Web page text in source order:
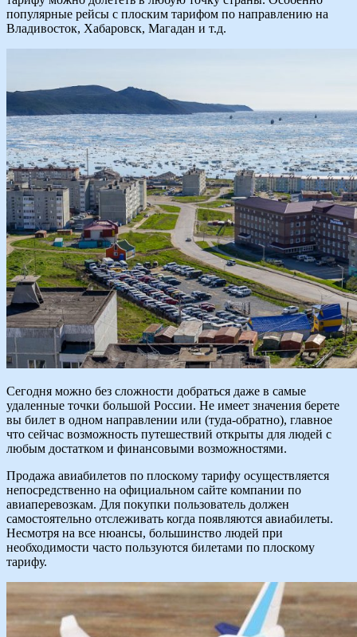
популярные рейсы с плоским тарифом по направлению на
Владивосток, Хабаровск, Магадан и т.д.
Сегодня можно без сложности добраться даже в самые
удаленные точки большой России. Не имеет значения берете
вы билет в одном направлении или (туда-обратно), главное
что сейчас возможность путешествий открыты для людей с
любым достатком и финансовыми возможностями.
Продажа авиабилетов по плоскому тарифу осуществляется
непосредственно на официальном сайте компании по
авиаперевозкам. Для покупки пользователь должен
самостоятельно отслеживать когда появляются авиабилеты.
Несмотря на все нюансы, большинство людей при
необходимости часто пользуются билетами по плоскому
тарифу.